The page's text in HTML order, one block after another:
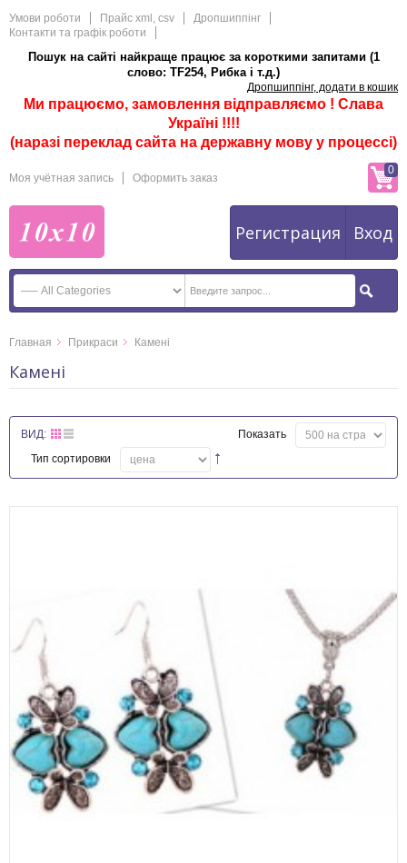
Умови роботи Прайс xml, csv
Дропшиппінг
Контакти та графік роботи
Пошук на сайті найкраще працює за короткими запитами (1
слово: TF254, Рибка і т.д.)
Дропшиппінг, додати в кошик
Ми працюємо, замовлення відправляємо ! Слава
Україні !!!!
(наразі переклад сайта на державну мову у процессі)
Моя учётная запись Оформить заказ
Регистрация Вход
0
Главная Прикраси Камені
Камені
Показать
ВИД:
Тип сортировки